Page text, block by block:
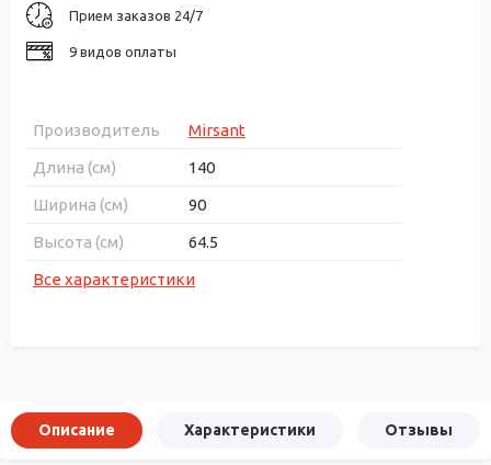
Прием заказов 24/7
9 видов оплаты
Производитель
Mirsant
Длина (см)
140
Ширина (см)
90
Высота (см)
64.5
Все характеристики
Описание Характеристики Отзывы